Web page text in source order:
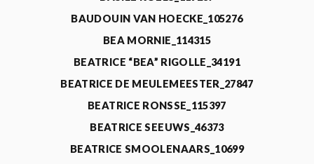
BAUDOUIN VAN HOECKE_105276
BEA MORNIE_114315
BEATRICE “BEA” RIGOLLE_34191
BEATRICE DE MEULEMEESTER_27847
BEATRICE RONSSE_115397
BEATRICE SEEUWS_46373
BEATRICE SMOOLENAARS_10699